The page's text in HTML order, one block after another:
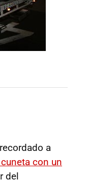
a
con un
del